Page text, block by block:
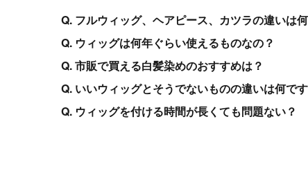
Q. フルウィッグ、ヘアピース、カツラの違いは
Q. ウィッグは何年ぐらい使えるものなの？
Q. 市販で買える白髪染めのおすすめは？
Q. いいウィッグとそうでないものの違いは何で
Q. ウィッグを付ける時間が長くても問題ない？